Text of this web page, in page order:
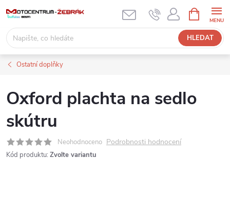
obsah
HLEDAT
NÁKUPNÍ
KOŠÍK
Ostatní doplňky
Oxford plachta na sedlo
skútru
Neohodnoceno Podrobnosti hodnocení
Kód produktu: Zvolte variantu